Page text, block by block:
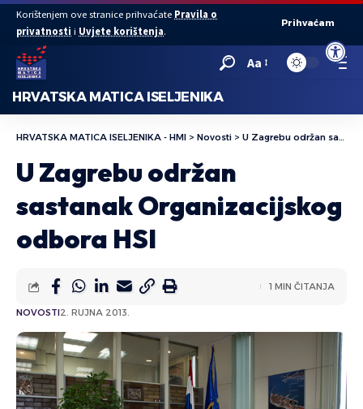
Open
Korištenjem ove stranice prihvaćate Pravila o
privatnosti i Uvjete korištenja.
Prihvaćam
Aa
HRVATSKA MATICA ISELJENIKA
HRVATSKA MATICA ISELJENIKA - HMI > Novosti > U Zagrebu održan sastanak Organizacijskog odbora HSI
U Zagrebu održan
sastanak Organizacijskog
odbora HSI
NOVOSTI2. RUJNA 2013.
1 MIN ČITANJA